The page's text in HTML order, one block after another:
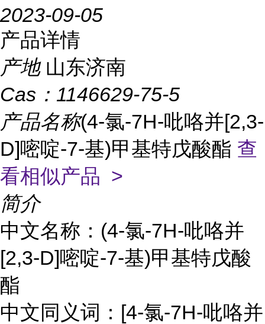
2023-09-05
产品详情
产地 山东济南
Cas： 1146629-75-5
产品名称(4-氯-7H-吡咯并[2,3-
D]嘧啶-7-基)甲基特戊酸酯 查
看相似产品 >
简介
中文名称：(4-氯-7H-吡咯并
[2,3-D]嘧啶-7-基)甲基特戊酸
酯
中文同义词：[4-氯-7H-吡咯并